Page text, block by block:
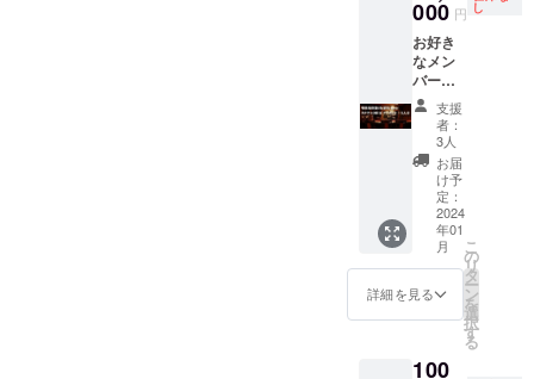
期：
2024年
3月頃
催行場
所：〒
520-
3232 滋
賀県湖
南市平
松 イコ
イノニ
ワ (場所
の詳細
せしま
す) ※交
お客様
などあ
ればご
記載く
ださ
い。
【パッ
ケージ
の使用
権につ
いて】
パッ
ケージ
作成時
に使用
刷デー
タを含
コー
紹介を
しなが
ら人前
で淹れ
てみよ
う実践
編(180
場所：
DONGR
EE店内
(滋賀県
石部西
1-5-7)
ご相談
湖南市
石部西
1-5-7)
日程：
2024年
1月以降
で個別
にご相
談。 時
間：
19:00〜
22:00 ※
交通費
はお客
様各自
でご負
はJR草
リップ
バッグ
として
販売し
ていな
い個別
銘柄も
含めた
限定
バー
ジョン
です。
手軽に
DONGR
EEの
コー
方、是
000 円 し
お好き
なメン
バー
で、夜
のカウ
ンター
席を貸
切して
いただ
けま
す。(ス
ペース
を自由
に使え
るもの
ではな
BAR営
支援
者：
3人
お届
け予
定：
2024
年01
月
詳細を見る
こ
の
リ
タ
ー
ン
を
選
択
す
る
100